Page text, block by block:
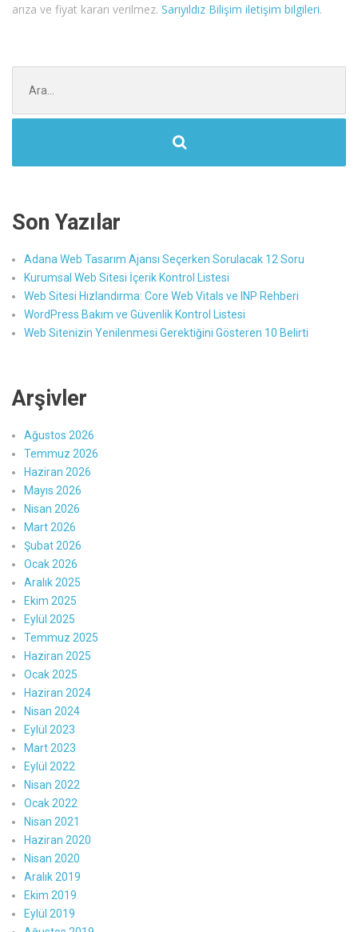
arıza ve fiyat kararı verilmez. Sarıyıldız Bilişim iletişim bilgileri.
ara:
Son Yazılar
Adana Web Tasarım Ajansı Seçerken Sorulacak 12 Soru
Kurumsal Web Sitesi İçerik Kontrol Listesi
Web Sitesi Hızlandırma: Core Web Vitals ve INP Rehberi
WordPress Bakım ve Güvenlik Kontrol Listesi
Web Sitenizin Yenilenmesi Gerektiğini Gösteren 10 Belirti
Arşivler
Ağustos 2026
Temmuz 2026
Haziran 2026
Mayıs 2026
Nisan 2026
Mart 2026
Şubat 2026
Ocak 2026
Aralık 2025
Ekim 2025
Eylül 2025
Temmuz 2025
Haziran 2025
Ocak 2025
Haziran 2024
Nisan 2024
Eylül 2023
Mart 2023
Eylül 2022
Nisan 2022
Ocak 2022
Nisan 2021
Haziran 2020
Nisan 2020
Aralık 2019
Ekim 2019
Eylül 2019